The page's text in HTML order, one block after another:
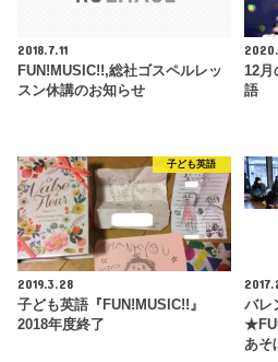
2018.7.11
FUN!MUSIC!!,総社ゴスペルレッ
スン休講のお知らせ
12
語
子ども英語
2019.3.28
子ども英語『FUN!MUSIC!!』
2018年度終了
バレ
あそ